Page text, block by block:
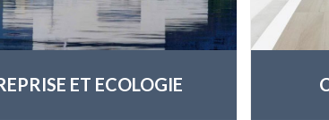
ET ECOLOGIE